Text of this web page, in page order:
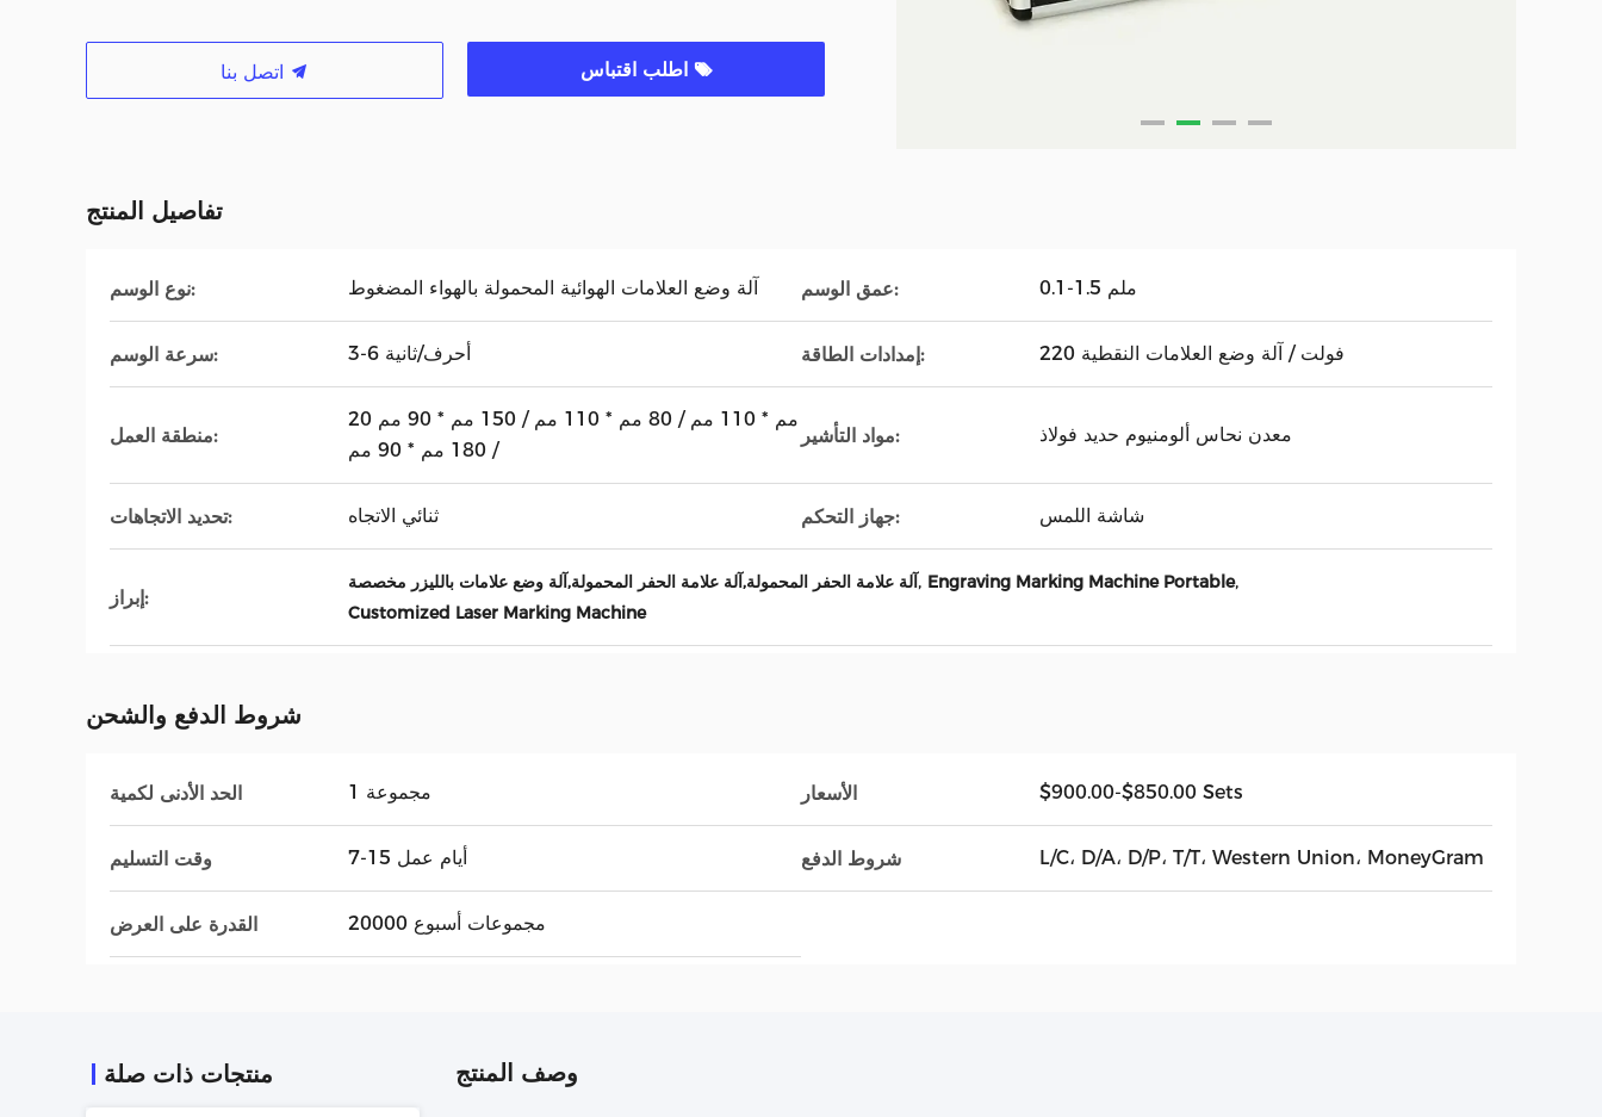
اطلب اقتباس
تفاصيل المنتج
نوع الوسم: آلة وضع العلامات الهوائية المحمولة بالهواء المضغوط عمق الوسم: 0.1-1.5 ملم
سرعة الوسم: 3-6 أحرف/ثانية إمدادات الطاقة: 220 فولت / آلة وضع العلامات النقطية
منطقة العمل:
20 مم * 110 مم / 80 مم * 110 مم / 150 مم * 90 مم
/ 180 مم * 90 مم
مواد التأشير: معدن نحاس ألومنيوم حديد فولاذ
تحديد الاتجاهات: ثنائي الاتجاه جهاز التحكم: شاشة اللمس
إبراز:
آلة علامة الحفر المحمولة,آلة علامة الحفر المحمولة,آلة وضع علامات بالليزر مخصصة, Engraving Marking Machine Portable,
Customized Laser Marking Machine
شروط الدفع والشحن
الحد الأدنى لكمية 1 مجموعة الأسعار $900.00-$850.00 Sets
وقت التسليم 7-15 أيام عمل شروط الدفع L/C، D/A، D/P، T/T، Western Union، MoneyGram
القدرة على العرض 20000 مجموعات أسبوع
منتجات ذات صلة وصف المنتج